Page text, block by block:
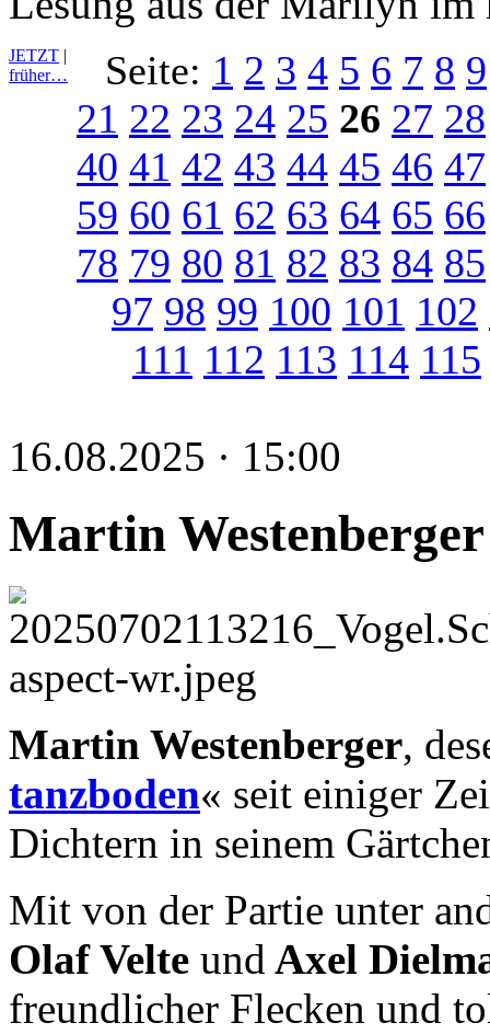
JETZT |
früher…
Seite: 1 2 3 4 5 6 7 8 9
21 22 23 24 25 26 27 28
40 41 42 43 44 45 46 47
59 60 61 62 63 64 65 66
78 79 80 81 82 83 84 85
97 98 99 100 101 102
111 112 113 114 115
16.08.2025 · 15:00
Martin Westenberger
Martin Westenberger,
tanzboden« seit einiger
Dichtern in seinem
Mit von der Partie unter
Olaf Velte und Axel
freundlicher Flecken und